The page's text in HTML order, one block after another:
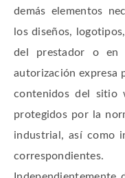
demás elementos
los diseños,
del prestador o en
autorización expresa
contenidos del sitio
protegidos por la
industrial, así como
correspondientes.